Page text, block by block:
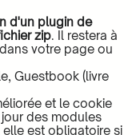
d'un plugin de
zip. Il restera à
votre page ou
Guestbook (livre
et le cookie
des modules
est obligatoire si